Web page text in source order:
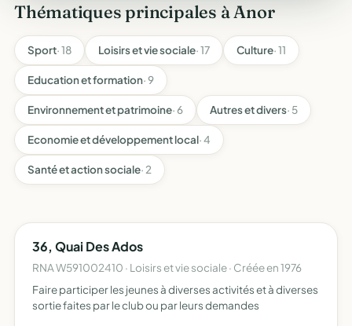
Thématiques principales à Anor
Sport· 18 Loisirs et vie sociale· 17 Culture· 11
Education et formation· 9
Environnement et patrimoine· 6 Autres et divers· 5
Economie et développement local· 4
Santé et action sociale· 2
36, Quai Des Ados
RNA W591002410 · Loisirs et vie sociale · Créée en 1976
Faire participer les jeunes à diverses activités et à diverses
sortie faites par le club ou par leurs demandes